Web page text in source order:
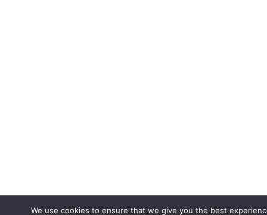
We use cookies to ensure that we give you the best